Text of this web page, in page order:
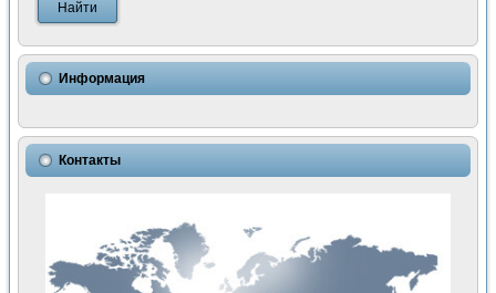
Использование NI LabVIEW для математического
Исследовние возможности создания измерителя ВАХ
Математическое моделирование генератора сигналов -
Применение осциллографического модуля с высоким
Симуляция отклика импульсного радиолокационного
Автоматизация формирования уравнений состояния для
Разработка автоматизированного стенда для измерения
Применение среды LabVIEW для построения картины
Портативная система для определения показателей
Использование LabVIEW для управления источником
Информация
Контакты